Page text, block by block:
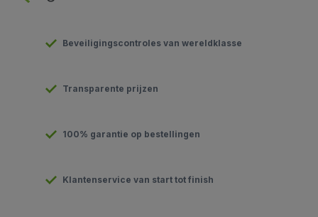
Beveiligingscontroles van wereldklasse
Transparente prijzen
100% garantie op bestellingen
Klantenservice van start tot finish